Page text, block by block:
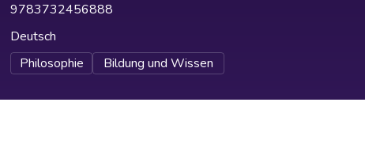
9783732456888
Deutsch
Philosophie Bildung und Wissen